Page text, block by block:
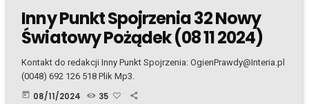
Inny Punkt Spojrzenia 32 Nowy
Światowy Pożądek (08 11 2024)
Kontakt do redakcji Inny Punkt Spojrzenia: OgienPrawdy@Interia.pl
(0048) 692 126 518 Plik Mp3.
today 08/11/2024 35